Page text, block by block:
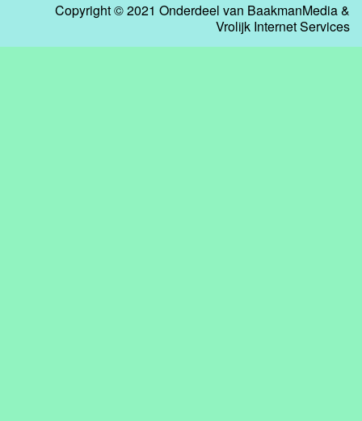
Copyright © 2021 Onderdeel van BaakmanMedia&
Vrolijk Internet Services